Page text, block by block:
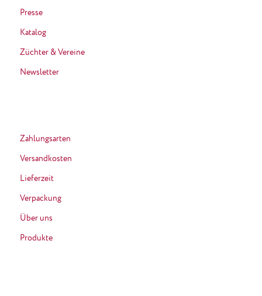
Presse
Katalog
Züchter & Vereine
Newsletter
Zahlungsarten
Versandkosten
Lieferzeit
Verpackung
Über uns
Produkte